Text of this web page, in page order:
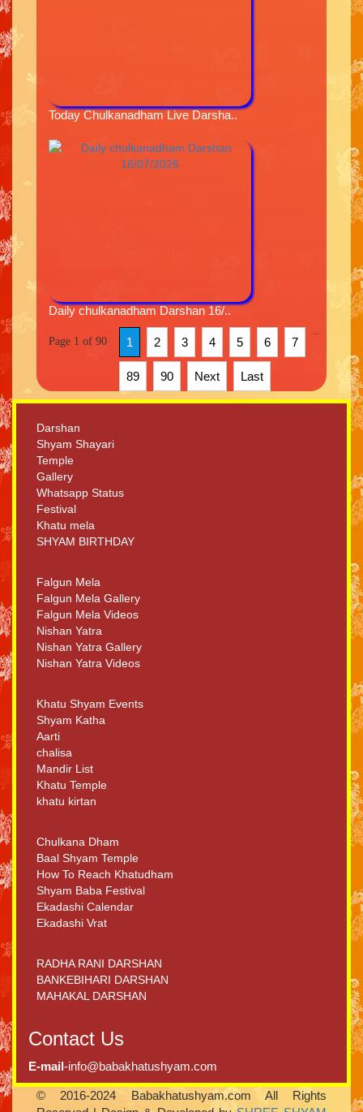
Today Chulkanadham Live Darsha..
Daily chulkanadham Darshan 16/..
Page 1 of 90 1 2 3 4 5 6 7
89 90 Next Last
Darshan
Shyam Shayari
Temple
Gallery
Whatsapp Status
Festival
Khatu mela
SHYAM BIRTHDAY
Falgun Mela
Falgun Mela Gallery
Falgun Mela Videos
Nishan Yatra
Nishan Yatra Gallery
Nishan Yatra Videos
Khatu Shyam Events
Shyam Katha
Aarti
chalisa
Mandir List
Khatu Temple
khatu kirtan
Chulkana Dham
Baal Shyam Temple
How To Reach Khatudham
Shyam Baba Festival
Ekadashi Calendar
Ekadashi Vrat
RADHA RANI DARSHAN
BANKEBIHARI DARSHAN
MAHAKAL DARSHAN
Contact Us
E-mail-info@babakhatushyam.com
© 2016-2024 Babakhatushyam.com All Rights